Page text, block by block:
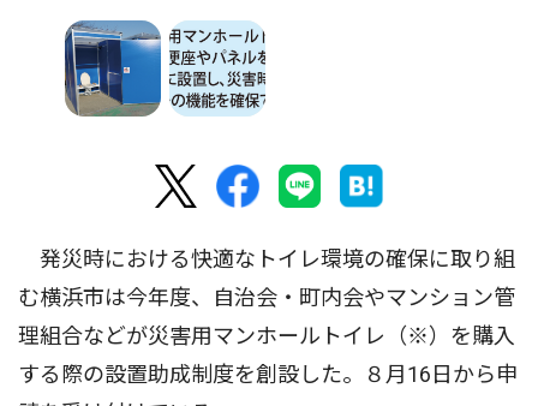
発災時における快適なトイレ環境の確保に取り組
む横浜市は今年度、自治会・町内会やマンション管
理組合などが災害用マンホールトイレ（※）を購入
する際の設置助成制度を創設した。８月16日から申